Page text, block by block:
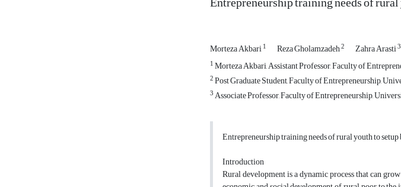
Morteza Akbari1 Reza Gholamzadeh2 Zahra Arasti3
1Morteza Akbari, Assistant Professor, Faculty of
2Post Graduate Student, Faculty of Entrepreneurship,
3Associate Professor, Faculty of Entrepreneurship,
Entrepreneurship training needs of rural youth to
Introduction
Rural development is a dynamic process that can